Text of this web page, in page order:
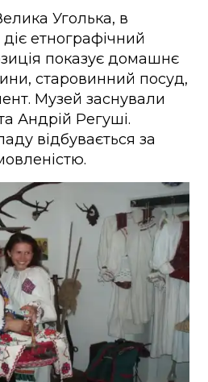
Уголька, в
етнографічний
показує домашнє
старовинний посуд,
Музей заснували
Андрій Регуші.
відбувається за